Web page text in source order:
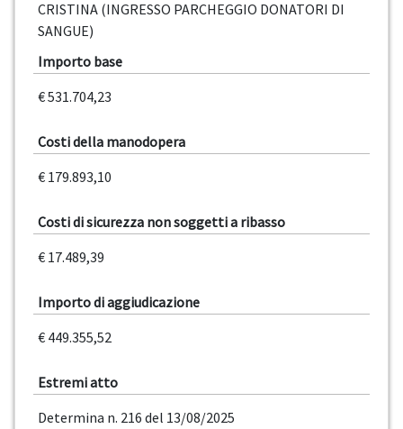
CRISTINA (INGRESSO PARCHEGGIO DONATORI DI
SANGUE)
Importo base
€ 531.704,23
Costi della manodopera
€ 179.893,10
Costi di sicurezza non soggetti a ribasso
€ 17.489,39
Importo di aggiudicazione
€ 449.355,52
Estremi atto
Determina n. 216 del 13/08/2025